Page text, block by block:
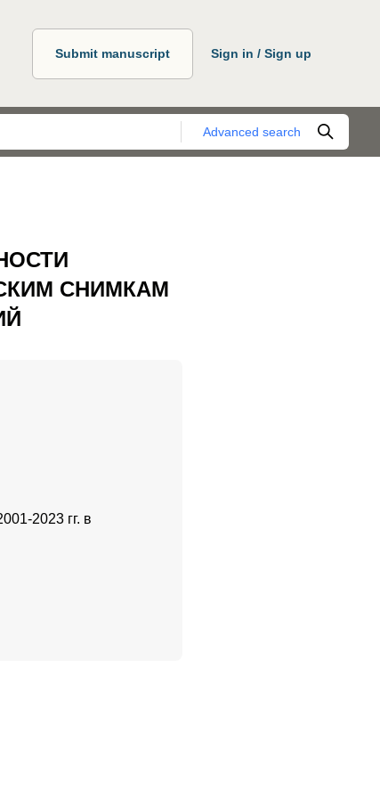
Submit manuscript Sign in / Sign up
Advanced search
СНИМКАМ
2023 гг. в